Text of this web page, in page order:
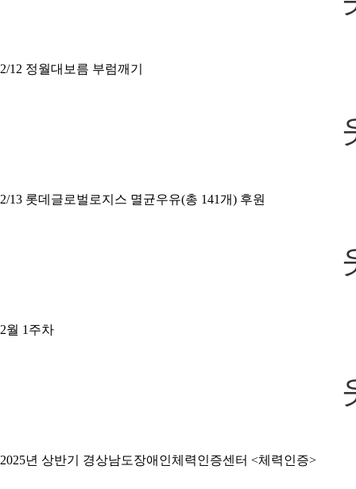
2/12 정월대보름 부럼깨기
2/13 롯데글로벌로지스 멸균우유(총 141개) 후원
2월 1주차
2025년 상반기 경상남도장애인체력인증센터 <체력인증>